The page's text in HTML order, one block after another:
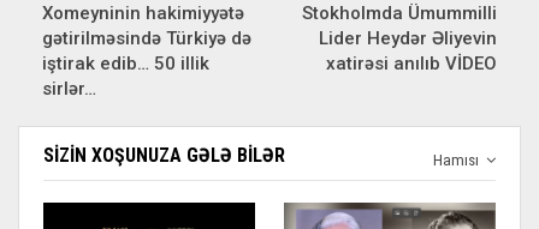
Xomeyninin hakimiyyətə
gətirilməsində Türkiyə də
iştirak edib… 50 illik
sirlər…
Stokholmda Ümummilli
Lider Heydər Əliyevin
xatirəsi anılıb VİDEO
Hamısı
SIZIN XOŞUNUZA GƏLƏ BILƏR